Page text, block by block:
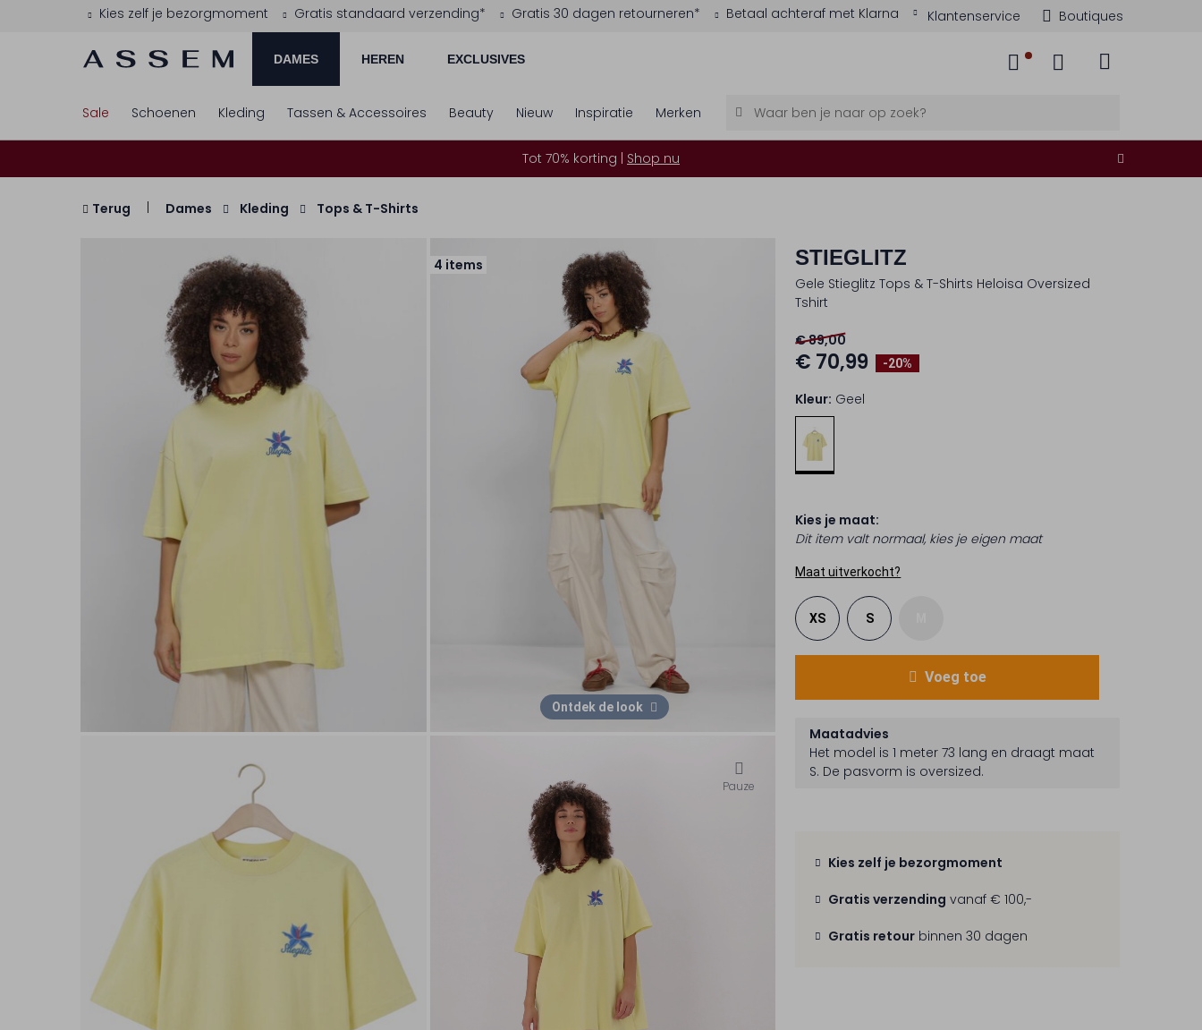
Kies zelf je bezorgmoment Gratis standaard verzending* Gratis 30 dagen retourneren* Betaal achteraf met Klarna Klantenservice Boutiques
DAMES HEREN EXCLUSIVES
Sale Schoenen Kleding Tassen & Accessoires Beauty Nieuw Inspiratie Merken
Tot 70% korting | Shop nu
Terug Dames Kleding Tops & T-Shirts
4 items
Ontdek de look
Pauze
STIEGLITZ
Gele Stieglitz Tops & T-Shirts Heloisa Oversized
Tshirt
-20%
€ 89,00
€ 70,99
Kleur: Geel
Kies je maat:
Dit item valt normaal, kies je eigen maat
Maat uitverkocht?
XS S
Voeg toe
Maatadvies
Het model is 1 meter 73 lang en draagt maat
S. De pasvorm is oversized.
Kies zelf je bezorgmoment
Gratis verzending vanaf € 100,-
Gratis retour binnen 30 dagen